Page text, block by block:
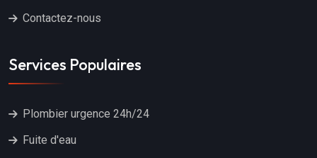
Contactez-nous
Services Populaires
Plombier urgence 24h/24
Fuite d'eau